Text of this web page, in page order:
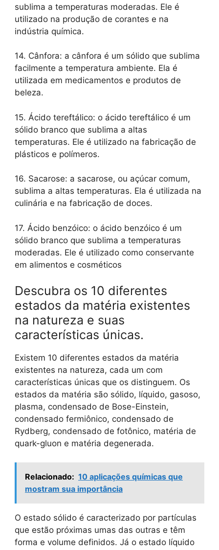
sublima a temperaturas moderadas. Ele é
utilizado na produção de corantes e na
indústria química.
14. Cânfora: a cânfora é um sólido que sublima
facilmente a temperatura ambiente. Ela é
utilizada em medicamentos e produtos de
beleza.
15. Ácido tereftálico: o ácido tereftálico é um
sólido branco que sublima a altas
temperaturas. Ele é utilizado na fabricação de
plásticos e polímeros.
16. Sacarose: a sacarose, ou açúcar comum,
sublima a altas temperaturas. Ela é utilizada na
culinária e na fabricação de doces.
17. Ácido benzóico: o ácido benzóico é um
sólido branco que sublima a temperaturas
moderadas. Ele é utilizado como conservante
em alimentos e cosméticos
Descubra os 10 diferentes
estados da matéria existentes
na natureza e suas
características únicas.
Existem 10 diferentes estados da matéria
existentes na natureza, cada um com
características únicas que os distinguem. Os
estados da matéria são sólido, líquido, gasoso,
plasma, condensado de Bose-Einstein,
condensado fermiônico, condensado de
Rydberg, condensado de fotônico, matéria de
quark-gluon e matéria degenerada.
Relacionado: 10 aplicações químicas que
mostram sua importância
O estado sólido é caracterizado por partículas
que estão próximas umas das outras e têm
forma e volume definidos. Já o estado líquido